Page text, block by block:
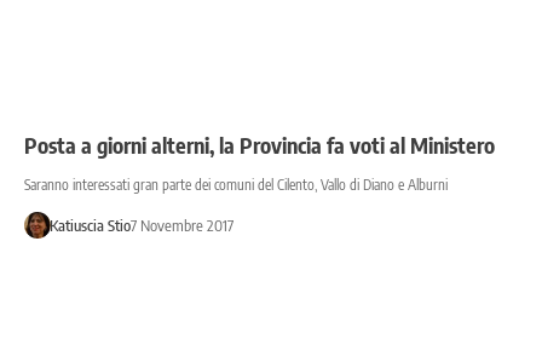
Posta a giorni alterni, la Provincia fa voti al Ministero
Saranno interessati gran parte dei comuni del Cilento, Vallo di Diano e Alburni
Katiuscia Stio7 Novembre 2017